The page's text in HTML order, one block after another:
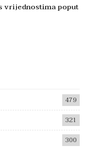
vrijednostima poput
479
321
300